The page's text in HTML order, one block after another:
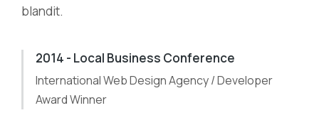
blandit.
2014 - Local Business Conference
International Web Design Agency / Developer
Award Winner